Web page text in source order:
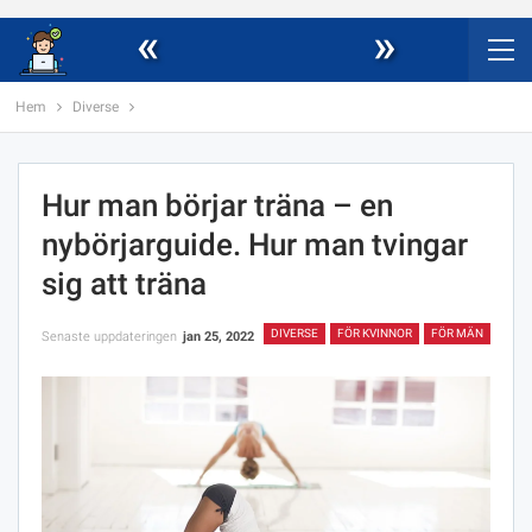
« »
Hem Diverse
Hur man börjar träna – en
nybörjarguide. Hur man tvingar
sig att träna
DIVERSE FÖR KVINNOR FÖR MÄN
Senaste uppdateringen jan 25, 2022